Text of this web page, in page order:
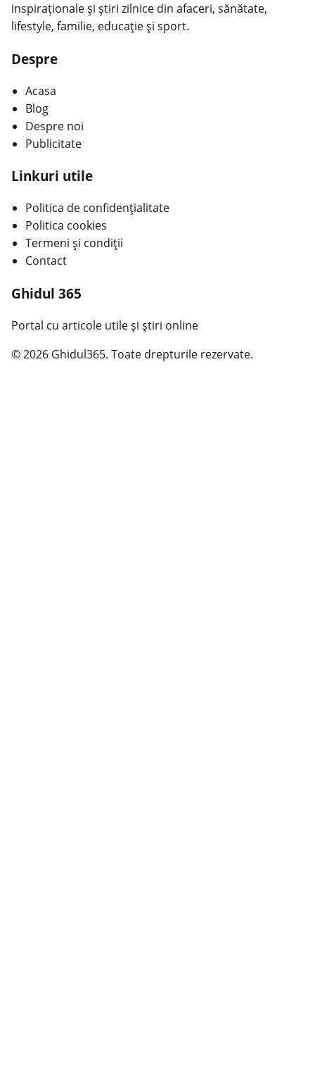
inspiraționale și știri zilnice din afaceri, sănătate,
lifestyle, familie, educație și sport.
Despre
Acasa
Blog
Despre noi
Publicitate
Linkuri utile
Politica de confidențialitate
Politica cookies
Termeni și condiții
Contact
Ghidul 365
Portal cu articole utile și știri online
© 2026 Ghidul365. Toate drepturile rezervate.